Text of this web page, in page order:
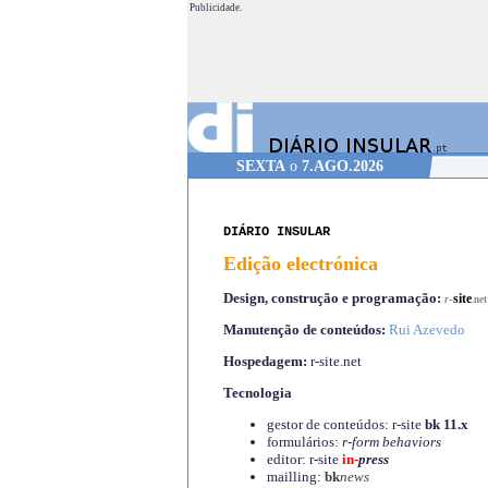
Publicidade.
SEXTAo 7.AGO.2026
DIÁRIO INSULAR
Edição electrónica
Design, construção e programação: r-site.net
Manutenção de conteúdos: Rui Azevedo
Hospedagem: r-site.net
Tecnologia
gestor de conteúdos: r-site bk 11.x
formulários: r-form behaviors
editor: r-site in-press
mailling: bknews